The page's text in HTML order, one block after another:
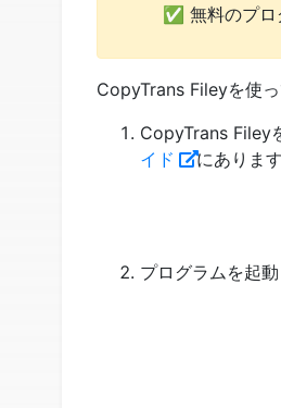
✅ 無料のプロ
CopyTrans Fileyを使っ
CopyTrans Filey
イド
にあります
プログラムを起